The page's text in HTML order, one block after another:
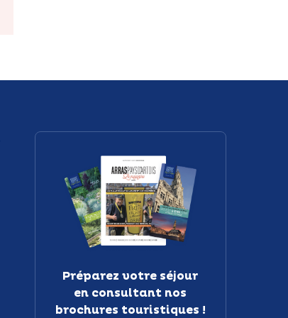
Préparez votre séjour
en consultant nos
brochures touristiques !